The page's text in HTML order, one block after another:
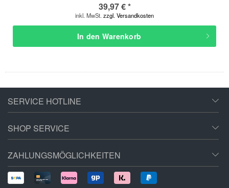
39,97 € *
inkl. MwSt. zzgl. Versandkosten
In den Warenkorb
SERVICE HOTLINE
SHOP SERVICE
ZAHLUNGSMÖGLICHKEITEN